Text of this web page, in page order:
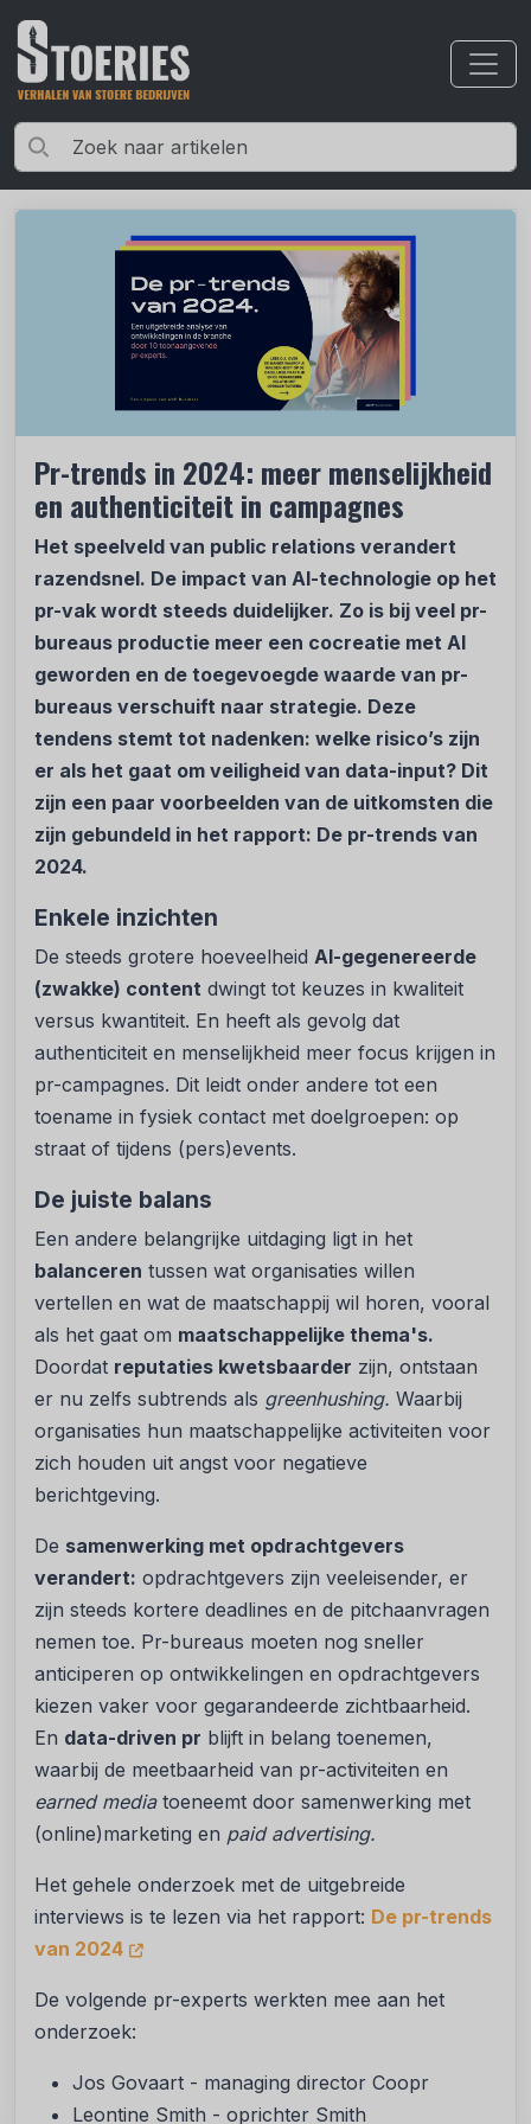
Pr-trends in 2024: meer menselijkheid
en authenticiteit in campagnes
Het speelveld van public relations verandert
razendsnel. De impact van AI-technologie op het
pr-vak wordt steeds duidelijker. Zo is bij veel pr-
bureaus productie meer een cocreatie met AI
geworden en de toegevoegde waarde van pr-
bureaus verschuift naar strategie. Deze
tendens stemt tot nadenken: welke risico’s zijn
er als het gaat om veiligheid van data-input? Dit
zijn een paar voorbeelden van de uitkomsten die
zijn gebundeld in het rapport: De pr-trends van
2024.
Enkele inzichten
De steeds grotere hoeveelheid AI-gegenereerde
(zwakke) content dwingt tot keuzes in kwaliteit
versus kwantiteit. En heeft als gevolg dat
authenticiteit en menselijkheid meer focus krijgen in
pr-campagnes. Dit leidt onder andere tot een
toename in fysiek contact met doelgroepen: op
straat of tijdens (pers)events.
De juiste balans
Een andere belangrijke uitdaging ligt in het
balanceren tussen wat organisaties willen
vertellen en wat de maatschappij wil horen, vooral
als het gaat om maatschappelijke thema's.
Doordat reputaties kwetsbaarder zijn, ontstaan
er nu zelfs subtrends als greenhushing. Waarbij
organisaties hun maatschappelijke activiteiten voor
zich houden uit angst voor negatieve
berichtgeving.
De samenwerking met opdrachtgevers
verandert: opdrachtgevers zijn veeleisender, er
zijn steeds kortere deadlines en de pitchaanvragen
nemen toe. Pr-bureaus moeten nog sneller
anticiperen op ontwikkelingen en opdrachtgevers
kiezen vaker voor gegarandeerde zichtbaarheid.
En data-driven pr blijft in belang toenemen,
waarbij de meetbaarheid van pr-activiteiten en
earned mediatoeneemt door samenwerking met
(online)marketing en paid advertising.
Het gehele onderzoek met de uitgebreide
interviews is te lezen via het rapport: De pr-trends
van 2024
De volgende pr-experts werkten mee aan het
onderzoek:
Jos Govaart - managing director Coopr
Leontine Smith - oprichter Smith